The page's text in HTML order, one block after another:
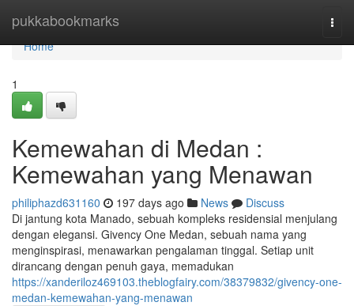
pukkabookmarks
Home
Home
1
Kemewahan di Medan :
Kemewahan yang Menawan
philiphazd631160 197 days ago News
Discuss
Di jantung kota Manado, sebuah kompleks residensial menjulang
dengan elegansi. Givency One Medan, sebuah nama yang
menginspirasi, menawarkan pengalaman tinggal. Setiap unit
dirancang dengan penuh gaya, memadukan
https://xanderiloz469103.theblogfairy.com/38379832/givency-one-
medan-kemewahan-yang-menawan